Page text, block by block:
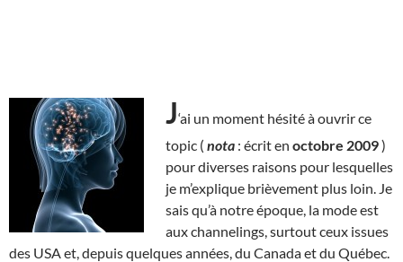
J‘ai un moment hésité à ouvrir ce
topic ( nota : écrit en octobre 2009)
pour diverses raisons pour lesquelles
je m’explique brièvement plus loin. Je
sais qu’à notre époque, la mode est
aux channelings, surtout ceux issues
des USA et, depuis quelques années, du Canada et du Québec.